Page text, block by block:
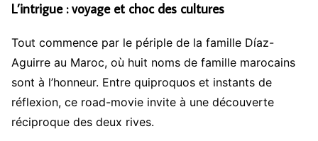
L’intrigue : voyage et choc des cultures
Tout commence par le périple de la famille Díaz-
Aguirre au Maroc, où huit noms de famille marocains
sont à l’honneur. Entre quiproquos et instants de
réflexion, ce road-movie invite à une découverte
réciproque des deux rives.